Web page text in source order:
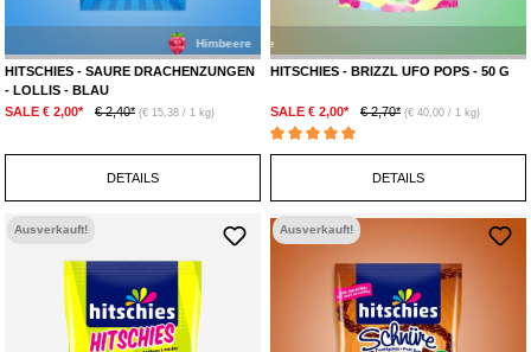
HITSCHIES - SAURE DRACHENZUNGEN
- LOLLIS - BLAU
SALE € 2,00*
€ 2,40* (€ 15,38 / 1 kg)
DETAILS
HITSCHIES - BRIZZL UFO POPS - 50 G
SALE € 2,00* € 2,70* (€ 40,00 / 1 kg)
Durchschnittliche Bewertung von 5 von 5
DETAILS
Ausverkauft! Ausverkauft!